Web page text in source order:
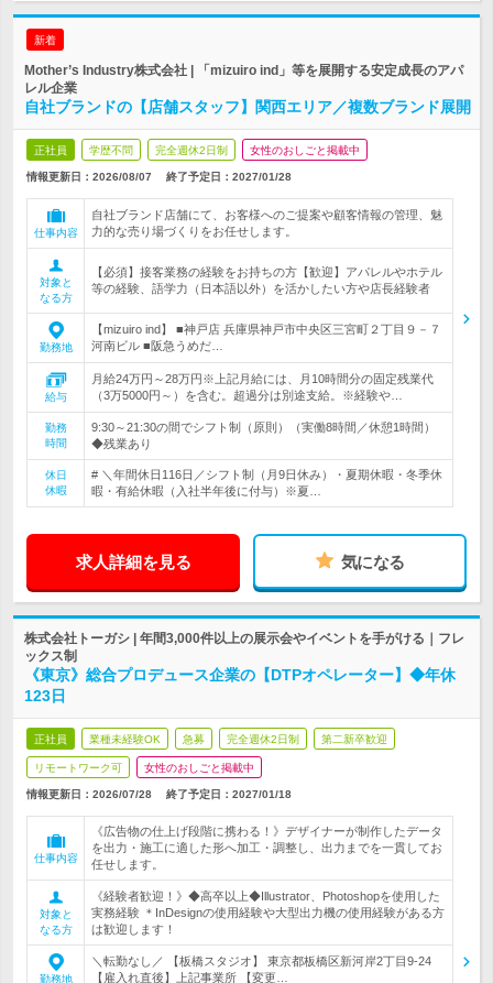
新着
Mother’s Industry株式会社 | 「mizuiro ind」等を展開する安定成長のアパ
レル企業
自社ブランドの【店舗スタッフ】関西エリア／複数ブランド展開
正社員 学歴不問 完全週休2日制 女性のおしごと掲載中
情報更新日：2026/08/07 終了予定日： 2027/01/28
仕事内容
自社ブランド店舗にて、お客様へのご提案や顧客情報の管理、魅
力的な売り場づくりをお任せします。
対象と
なる方
【必須】接客業務の経験をお持ちの方【歓迎】アパレルやホテル
等の経験、語学力（日本語以外）を活かしたい方や店長経験者
勤務地
【mizuiro ind】 ■神戸店 兵庫県神戸市中央区三宮町２丁目９－７
河南ビル ■阪急うめだ…
給与
月給24万円～28万円※上記月給には、月10時間分の固定残業代
（3万5000円～）を含む。超過分は別途支給。※経験や…
勤務
時間
9:30～21:30の間でシフト制（原則）（実働8時間／休憩1時間）
◆残業あり
休日
休暇
# ＼年間休日116日／シフト制（月9日休み）・夏期休暇・冬季休
暇・有給休暇（入社半年後に付与）※夏…
求人詳細を見る 気になる
株式会社トーガシ | 年間3,000件以上の展示会やイベントを手がける｜フレ
ックス制
《東京》総合プロデュース企業の【DTPオペレーター】◆年休
123日
正社員 業種未経験OK 急募 完全週休2日制 第二新卒歓迎
リモートワーク可 女性のおしごと掲載中
情報更新日：2026/07/28 終了予定日： 2027/01/18
仕事内容
《広告物の仕上げ段階に携わる！》デザイナーが制作したデータ
を出力・施工に適した形へ加工・調整し、出力までを一貫してお
任せします。
対象と
なる方
《経験者歓迎！》◆高卒以上◆Illustrator、Photoshopを使用した
実務経験 ＊InDesignの使用経験や大型出力機の使用経験がある方
は歓迎します！
勤務地
＼転勤なし／ 【板橋スタジオ】 東京都板橋区新河岸2丁目9-24
【雇入れ直後】上記事業所 【変更…